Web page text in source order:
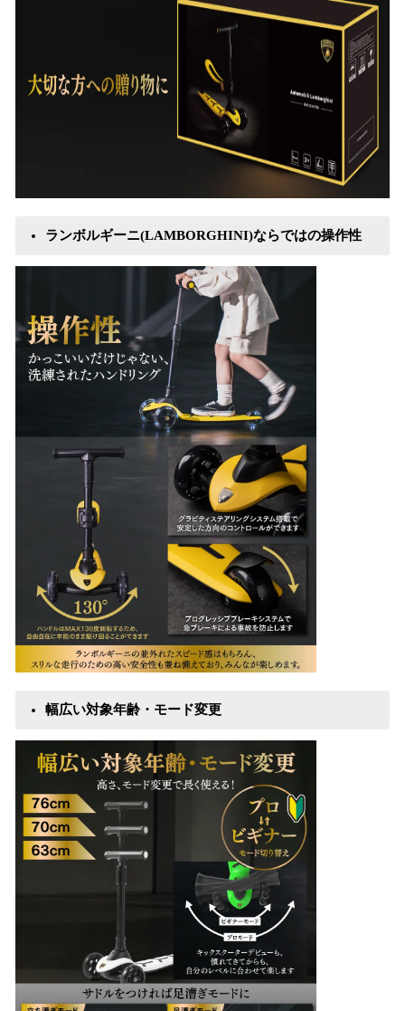
ランボルギーニ(LAMBORGHINI)ならではの操作性
幅広い対象年齢・モード変更